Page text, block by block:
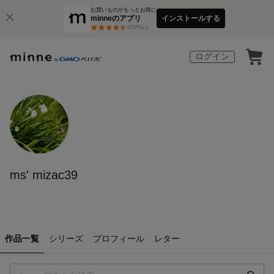
お買いものがもっとお得に
minneのアプリ
3万件以上
インストールする
ログイン
ms' mizac39
作品一覧 シリーズ プロフィール レター